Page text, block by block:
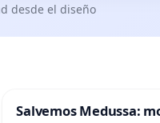
desde el diseño
Salvemos Medussa: